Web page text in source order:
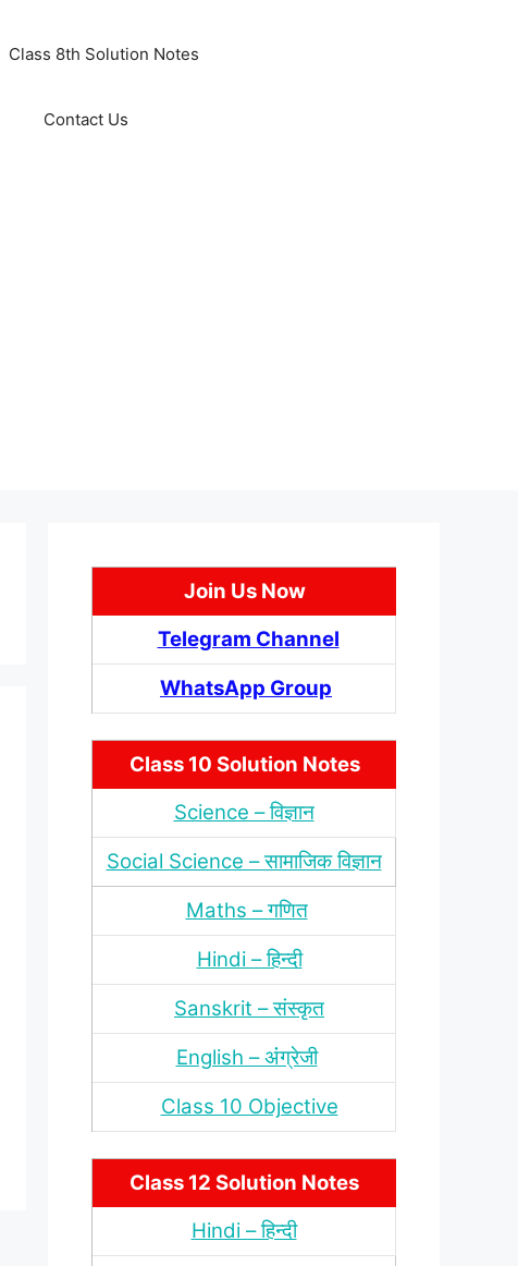
Class 8th Solution Notes
Contact Us
Join Us Now
Telegram Channel
WhatsApp Group
Class 10 Solution Notes
Science – विज्ञान
Social Science – सामाजिक विज्ञान
Maths – गणित
Hindi – हिन्‍दी
Sanskrit – संस्‍कृत
English – अंंग्रेजी
Class 10 Objective
Class 12 Solution Notes
Hindi – हिन्‍दी